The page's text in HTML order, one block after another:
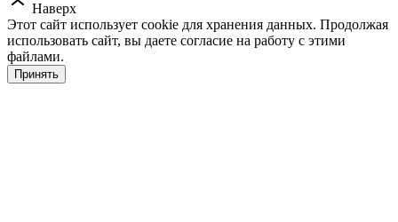
Наверх
Этот сайт использует cookie для хранения данных. Продолжая
использовать сайт, вы даете согласие на работу с этими
файлами.
Принять